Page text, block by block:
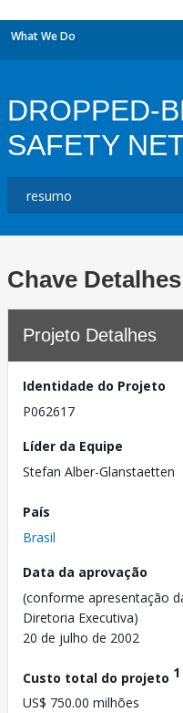
What We Do
DROPPED-
SAFETY
Chave Detalhes
Projeto Detalhes
Identidade do Projeto
P062617
Líder da Equipe
Stefan Alber-Glanstaetten
País
Brasil
Data da aprovação
(conforme apresentação
Diretoria Executiva)
20 de julho de 2002
Custo total do projeto 1
US$ 750.00 milhões